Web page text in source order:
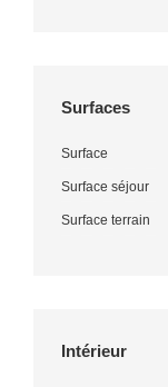
Surfaces
Surface
Surface séjour
Surface terrain
Intérieur